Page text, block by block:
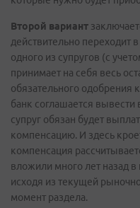
Второй вариант
действительно переходит
одного из супругов (с
принимает на себя весь
обязательного одобрения
банк соглашается вывести
супруг обязан будет
компенсацию. И здесь
компенсация
вложили много лет назад в
исходя из текущей
момент раздела.